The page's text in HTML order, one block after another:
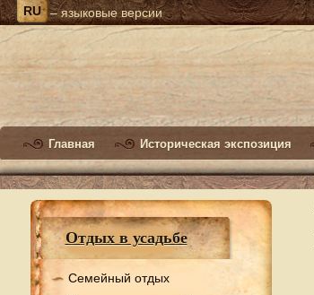
RU – языковые версии
Главная Историческая экспозиция
Отдых в усадьбе
Семейный отдых